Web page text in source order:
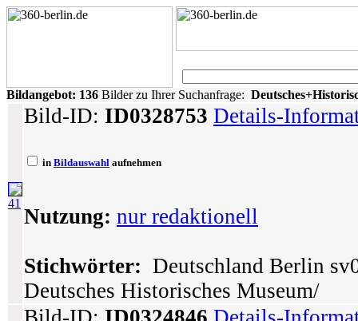
Bildangebot: 136 Bilder zu Ihrer Suchanfrage:
41
Bild-ID: ID0328753 Details-
in Bildauswahl aufnehmen
Nutzung: nur redaktionell
Stichwörter: Deutschland Berlin
Deutsches Historisches Museum/